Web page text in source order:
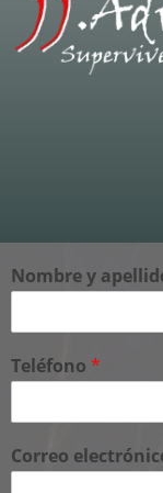
Nombre y
Teléfono *
Correo